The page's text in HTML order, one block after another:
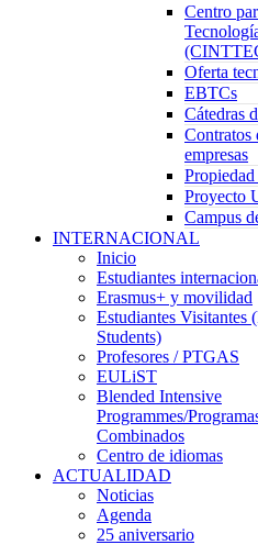
Centro
Oferta
EBTCs
Cátedras
Contratos
empresas
Proyecto
Campus
INTERNACIONAL
Inicio
Estudiantes
Erasmus+ y movilidad
Estudiantes Visitantes
Students)
Profesores / PTGAS
EULiST
Blended Intensive
Programmes/
Combinados
Centro de idiomas
ACTUALIDAD
Noticias
Agenda
25 aniversario